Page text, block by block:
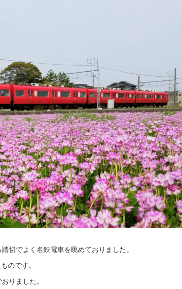
切でよく名鉄電車を眺めておりました。
のです。
りました。